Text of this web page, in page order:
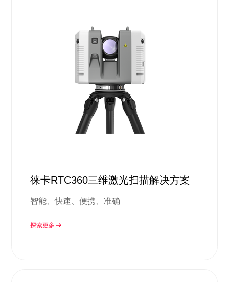
徕卡RTC360三维激光扫描解决方案
智能、快速、便携、准确
探索更多